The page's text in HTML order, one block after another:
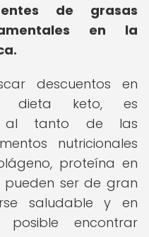
de grasas
en la
descuentos en
dieta keto, es
al tanto de las
nutricionales
proteína en
pueden ser de gran
saludable y en
posible encontrar